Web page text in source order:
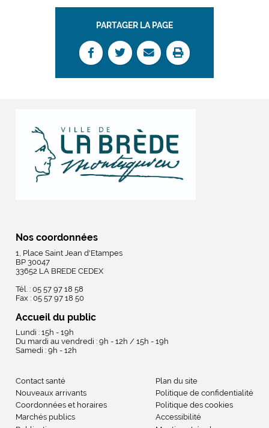
PARTAGER LA PAGE
Nos coordonnées
1, Place Saint Jean d'Etampes
BP 30047
33652 LA BREDE CEDEX
Tél. : 05 57 97 18 58
Fax : 05 57 97 18 50
Accueil du public
Lundi : 15h - 19h
Du mardi au vendredi : 9h - 12h / 15h - 19h
Samedi : 9h - 12h
Contact santé
Nouveaux arrivants
Coordonnées et horaires
Marchés publics
Plan du site
Politique de confidentialité
Politique des cookies
Accessibilité